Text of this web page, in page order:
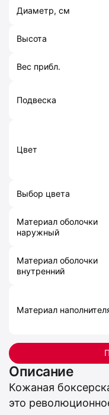
Описание
Кожаная
это
Диаметр, см
Высота
Вес прибл.
Подвеска
Цвет
Выбор цвета
Материал оболочки
наружный
Материал оболочки
внутренний
Материал